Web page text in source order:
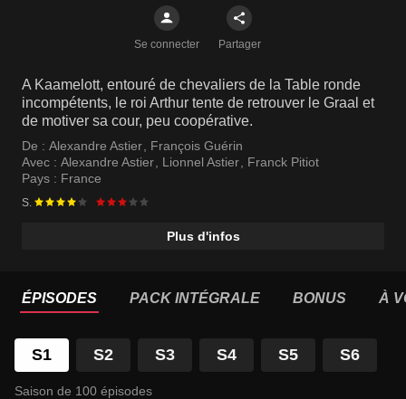
Se connecter Partager
A Kaamelott, entouré de chevaliers de la Table ronde
incompétents, le roi Arthur tente de retrouver le Graal et
de motiver sa cour, peu coopérative.
De : Alexandre Astier
François Guérin
Avec : Alexandre Astier Lionnel Astier
Franck Pitiot
Pays : France
S.
Plus d'infos
ÉPISODES PACK INTÉGRALE BONUS À
S1 S2 S3 S4 S5 S6
Saison de 100 épisodes